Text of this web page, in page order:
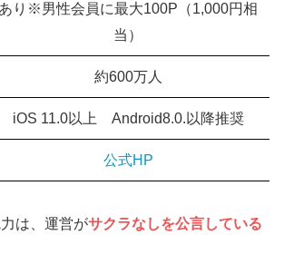
あり※男性会員に最大100P（1,000円相
当）
約600万人
iOS 11.0以上 Android8.0.以降推奨
公式HP
は、運営がサクラなしを公言している